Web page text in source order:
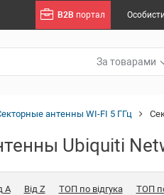
B2B портал
За товарами
антенны WI-FI 5 ГГц
Ubiquiti
A Від Z ТОП по відгука ТОП